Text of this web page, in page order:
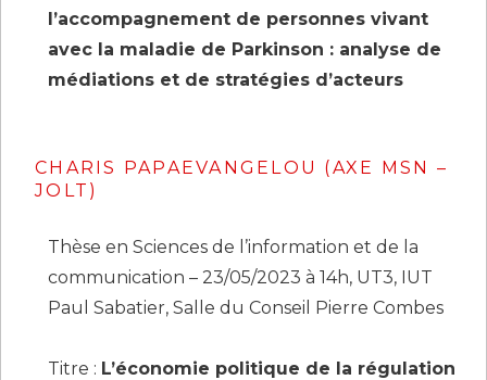
l’accompagnement de personnes vivant
avec la maladie de Parkinson : analyse de
médiations et de stratégies d’acteurs
CHARIS PAPAEVANGELOU (AXE MSN –
JOLT)
Thèse en Sciences de l’information et de la
communication – 23/05/2023 à 14h, UT3, IUT
Paul Sabatier, Salle du Conseil Pierre Combes
Titre : L’économie politique de la régulation